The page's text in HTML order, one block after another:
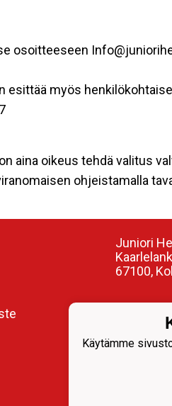
osoitteeseen
esittää myös
aina oikeus tehdä valitus
ohjeistamalla
Juniori
67100,
Ismo
Käytämme